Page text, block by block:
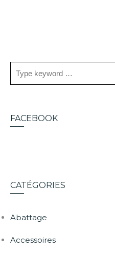
FACEBOOK
CATÉGORIES
Abattage
Accessoires